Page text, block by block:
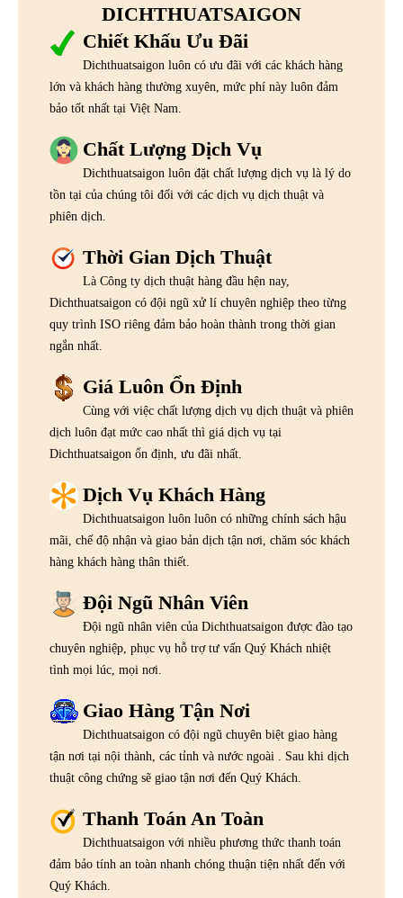
DICHTHUATSAIGON
Chiết Khấu Ưu Đãi
Dichthuatsaigon luôn có ưu đãi với các khách hàng
lớn và khách hàng thường xuyên, mức phí này luôn đảm
bảo tốt nhất tại Việt Nam.
Chất Lượng Dịch Vụ
Dichthuatsaigon luôn đặt chất lượng dịch vụ là lý do
tồn tại của chúng tôi đối với các dịch vụ dịch thuật và
phiên dịch.
Thời Gian Dịch Thuật
Là Công ty dịch thuật hàng đầu hện nay,
Dichthuatsaigon có đội ngũ xử lí chuyên nghiệp theo từng
quy trình ISO riêng đảm bảo hoàn thành trong thời gian
ngắn nhất.
Giá Luôn Ổn Định
Cùng với việc chất lượng dịch vụ dịch thuật và phiên
dịch luôn đạt mức cao nhất thì giá dịch vụ tại
Dichthuatsaigon ổn định, ưu đãi nhất.
Dịch Vụ Khách Hàng
Dichthuatsaigon luôn luôn có những chính sách hậu
mãi, chế độ nhận và giao bản dịch tận nơi, chăm sóc khách
hàng khách hàng thân thiết.
Đội Ngũ Nhân Viên
Đội ngũ nhân viên của Dichthuatsaigon được đào tạo
chuyên nghiệp, phục vụ hỗ trợ tư vấn Quý Khách nhiệt
tình mọi lúc, mọi nơi.
Giao Hàng Tận Nơi
Dichthuatsaigon có đội ngũ chuyên biệt giao hàng
tận nơi tại nội thành, các tỉnh và nước ngoài . Sau khi dịch
thuật công chứng sẽ giao tận nơi đến Quý Khách.
Thanh Toán An Toàn
Dichthuatsaigon với nhiều phương thức thanh toán
đảm bảo tính an toàn nhanh chóng thuận tiện nhất đến với
Quý Khách.